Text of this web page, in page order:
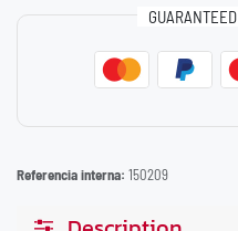
GUARANTEED
Referencia interna: 150209